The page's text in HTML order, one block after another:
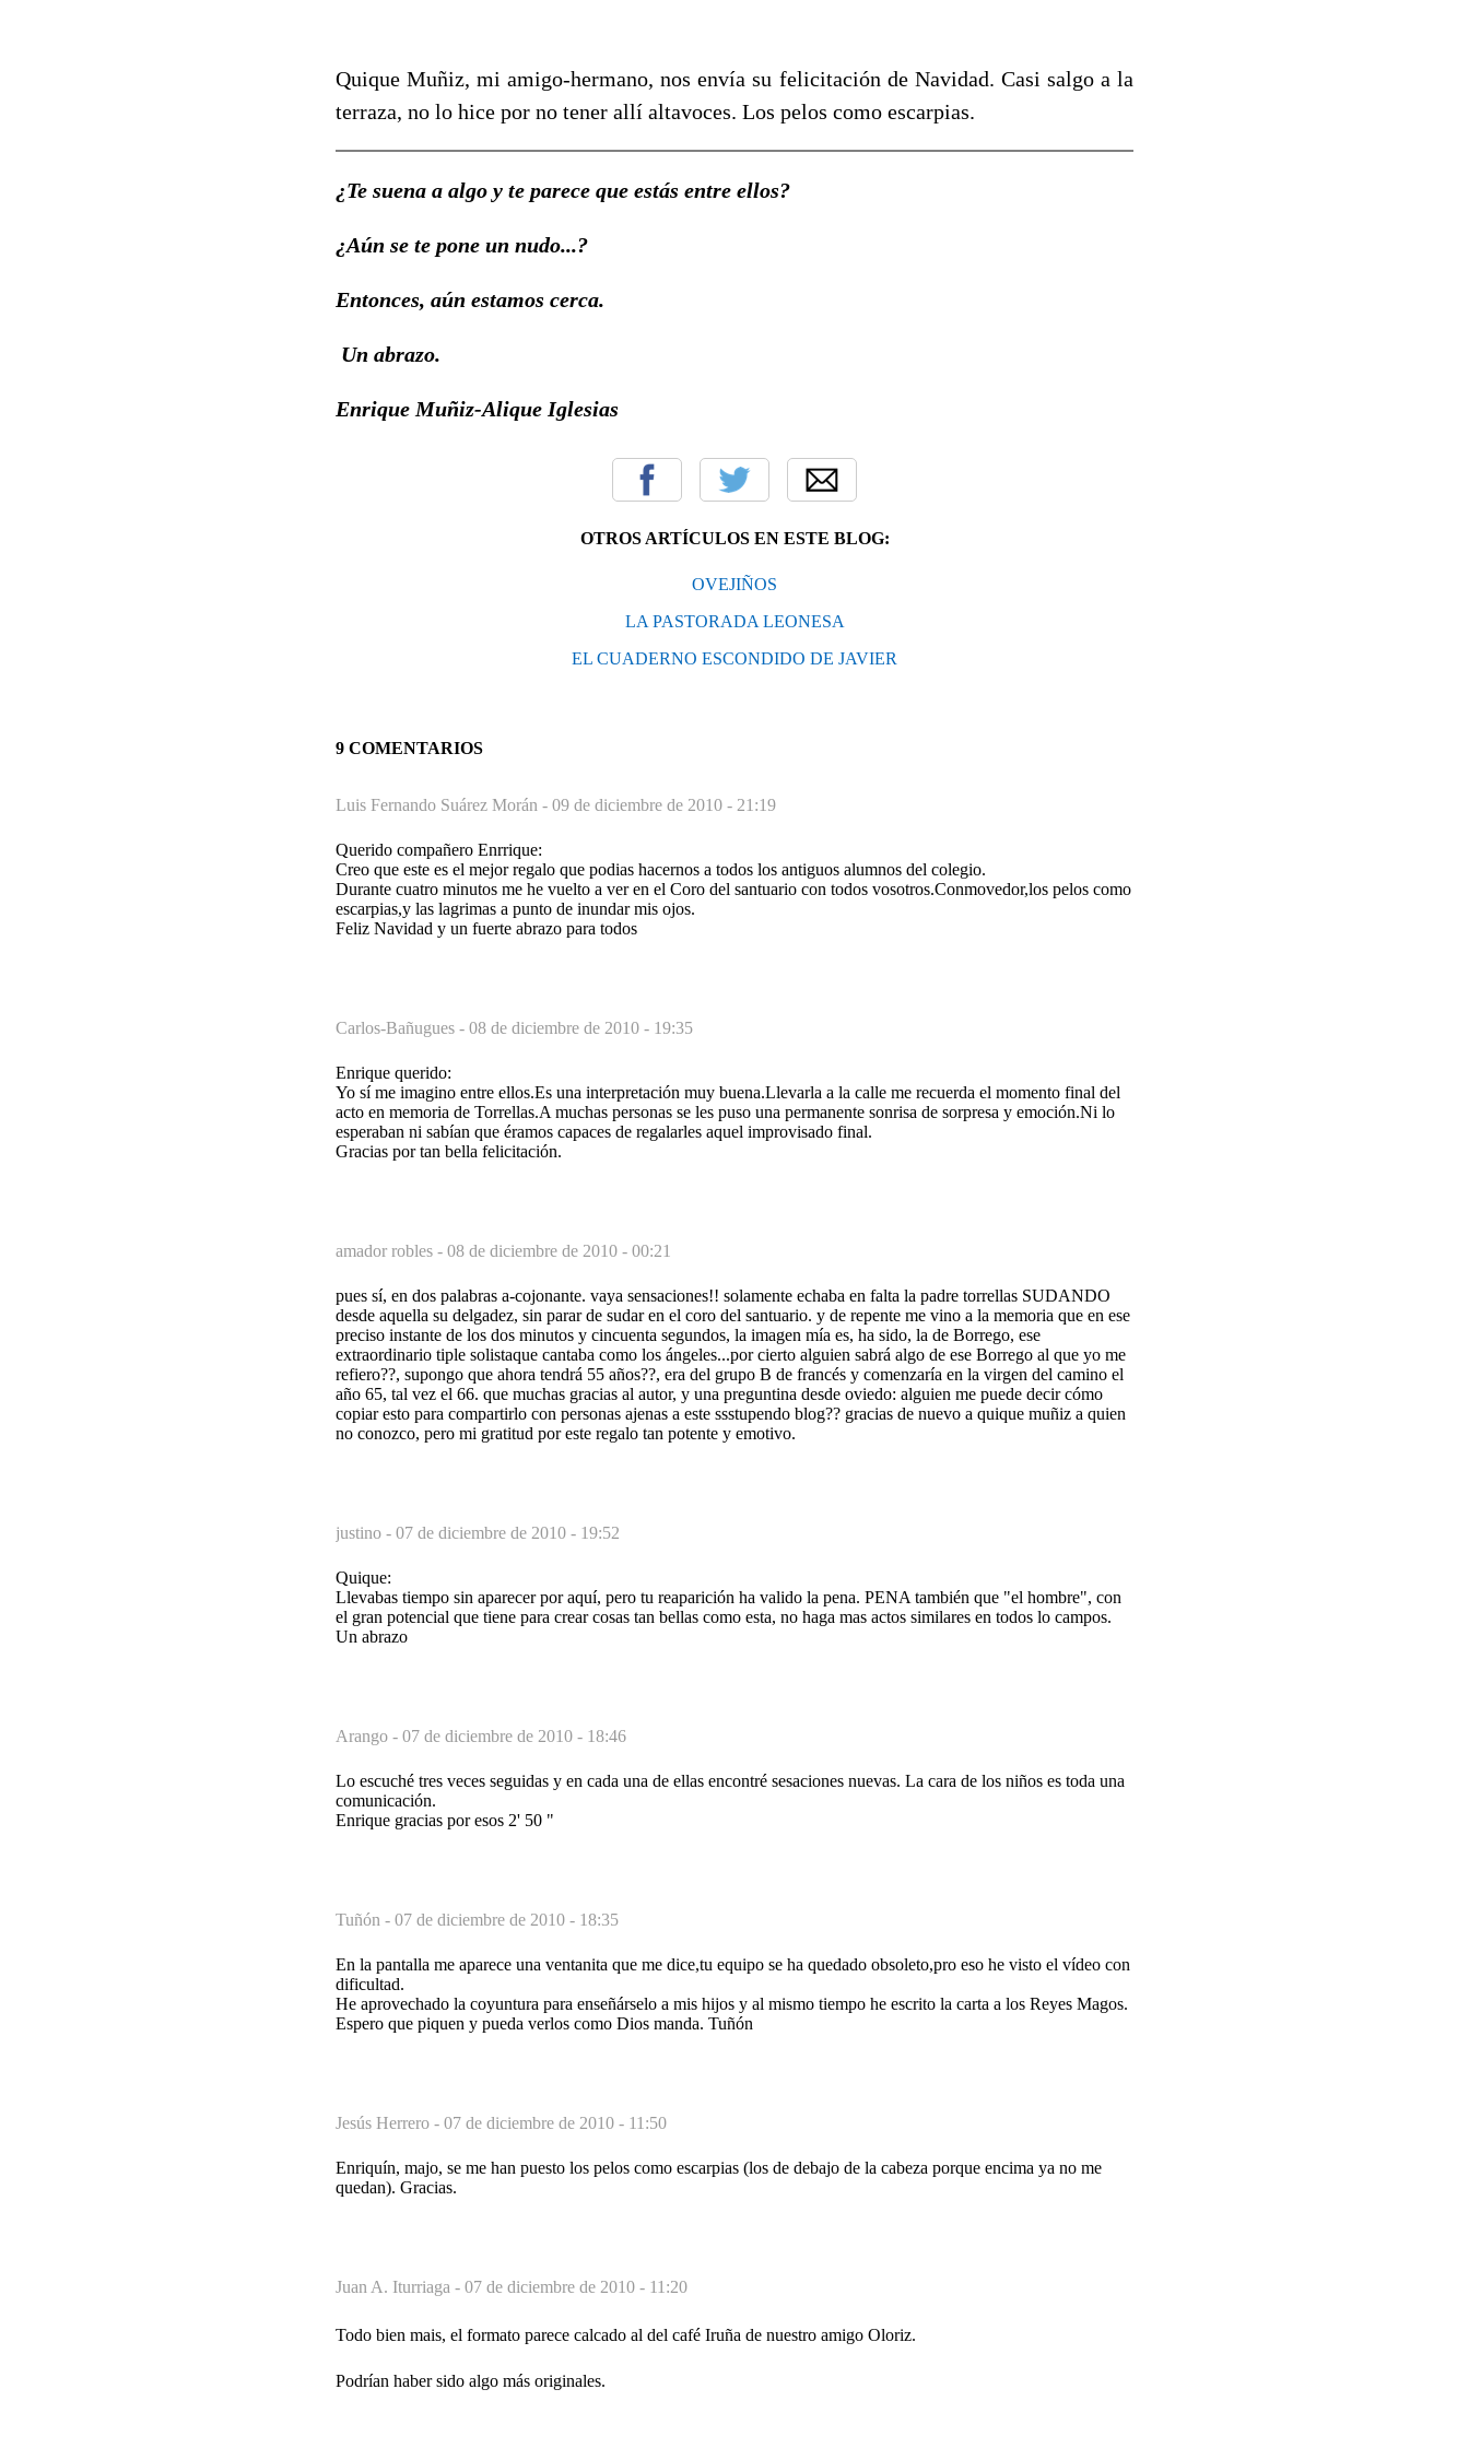
Quique Muñiz, mi amigo-hermano, nos envía su felicitación de Navidad. Casi salgo a la
terraza, no lo hice por no tener allí altavoces. Los pelos como escarpias.
¿Te suena a algo y te parece que estás entre ellos?
¿Aún se te pone un nudo...?
Entonces, aún estamos cerca.
Un abrazo.
Enrique Muñiz-Alique Iglesias
OTROS ARTÍCULOS EN ESTE BLOG:
OVEJIÑOS
LA PASTORADA LEONESA
EL CUADERNO ESCONDIDO DE JAVIER
9 COMENTARIOS
Luis Fernando Suárez Morán - 09 de diciembre de 2010 - 21:19
Querido compañero Enrrique:
Creo que este es el mejor regalo que podias hacernos a todos los antiguos alumnos del colegio.
Durante cuatro minutos me he vuelto a ver en el Coro del santuario con todos vosotros.Conmovedor,los pelos como
escarpias,y las lagrimas a punto de inundar mis ojos.
Feliz Navidad y un fuerte abrazo para todos
Carlos-Bañugues - 08 de diciembre de 2010 - 19:35
Enrique querido:
Yo sí me imagino entre ellos.Es una interpretación muy buena.Llevarla a la calle me recuerda el momento final del
acto en memoria de Torrellas.A muchas personas se les puso una permanente sonrisa de sorpresa y emoción.Ni lo
esperaban ni sabían que éramos capaces de regalarles aquel improvisado final.
Gracias por tan bella felicitación.
amador robles - 08 de diciembre de 2010 - 00:21
pues sí, en dos palabras a-cojonante. vaya sensaciones!! solamente echaba en falta la padre torrellas SUDANDO
desde aquella su delgadez, sin parar de sudar en el coro del santuario. y de repente me vino a la memoria que en ese
preciso instante de los dos minutos y cincuenta segundos, la imagen mía es, ha sido, la de Borrego, ese
extraordinario tiple solistaque cantaba como los ángeles...por cierto alguien sabrá algo de ese Borrego al que yo me
refiero??, supongo que ahora tendrá 55 años??, era del grupo B de francés y comenzaría en la virgen del camino el
año 65, tal vez el 66. que muchas gracias al autor, y una preguntina desde oviedo: alguien me puede decir cómo
copiar esto para compartirlo con personas ajenas a este ssstupendo blog?? gracias de nuevo a quique muñiz a quien
no conozco, pero mi gratitud por este regalo tan potente y emotivo.
justino - 07 de diciembre de 2010 - 19:52
Quique:
Llevabas tiempo sin aparecer por aquí, pero tu reaparición ha valido la pena. PENA también que "el hombre", con
el gran potencial que tiene para crear cosas tan bellas como esta, no haga mas actos similares en todos lo campos.
Un abrazo
Arango - 07 de diciembre de 2010 - 18:46
Lo escuché tres veces seguidas y en cada una de ellas encontré sesaciones nuevas. La cara de los niños es toda una
comunicación.
Enrique gracias por esos 2' 50 "
Tuñón - 07 de diciembre de 2010 - 18:35
En la pantalla me aparece una ventanita que me dice,tu equipo se ha quedado obsoleto,pro eso he visto el vídeo con
dificultad.
He aprovechado la coyuntura para enseñárselo a mis hijos y al mismo tiempo he escrito la carta a los Reyes Magos.
Espero que piquen y pueda verlos como Dios manda. Tuñón
Jesús Herrero - 07 de diciembre de 2010 - 11:50
Enriquín, majo, se me han puesto los pelos como escarpias (los de debajo de la cabeza porque encima ya no me
quedan). Gracias.
Juan A. Iturriaga - 07 de diciembre de 2010 - 11:20
Todo bien mais, el formato parece calcado al del café Iruña de nuestro amigo Oloriz.
Podrían haber sido algo más originales.